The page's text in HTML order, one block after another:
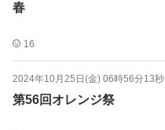
春
16
2024年10月25日(金) 06時56分13秒
第56回オレンジ祭